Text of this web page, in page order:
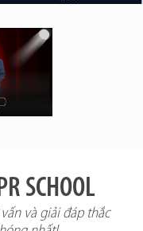
SCHOOL
và giải đáp thắc